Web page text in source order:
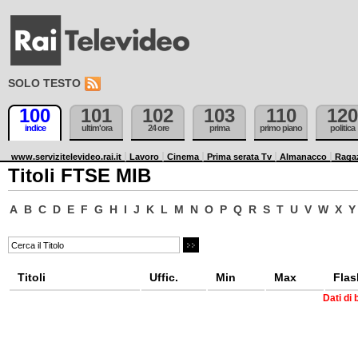
SOLO TESTO
100
indice
101
ultim'ora
102
24 ore
103
prima
110
primo piano
120
politica
www.servizitelevideo.rai.it Lavoro Cinema Prima serata Tv Almanacco
Titoli FTSE MIB
A B C D E F G H I J K L M N O P Q R S T U V W X Y
Titoli Uffic. Min Max
Dati di